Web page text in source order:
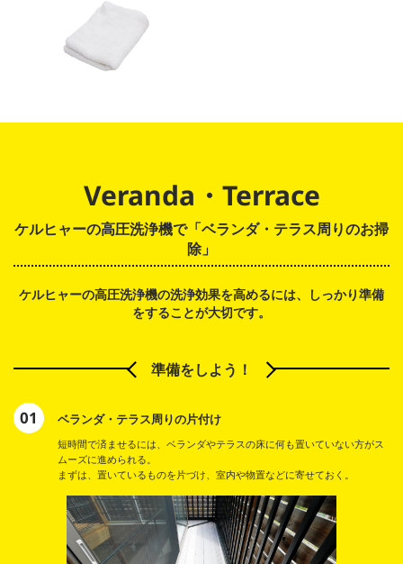
Veranda・Terrace
ケルヒャーの高圧洗浄機で「ベランダ・テラス周りのお掃
除」
ケルヒャーの高圧洗浄機の洗浄効果を高めるには、しっかり準備
をすることが大切です。
準備をしよう！
01 ベランダ・テラス周りの片付け
短時間で済ませるには、ベランダやテラスの床に何も置いていない方がス
ムーズに進められる。
まずは、置いているものを片づけ、室内や物置などに寄せておく。